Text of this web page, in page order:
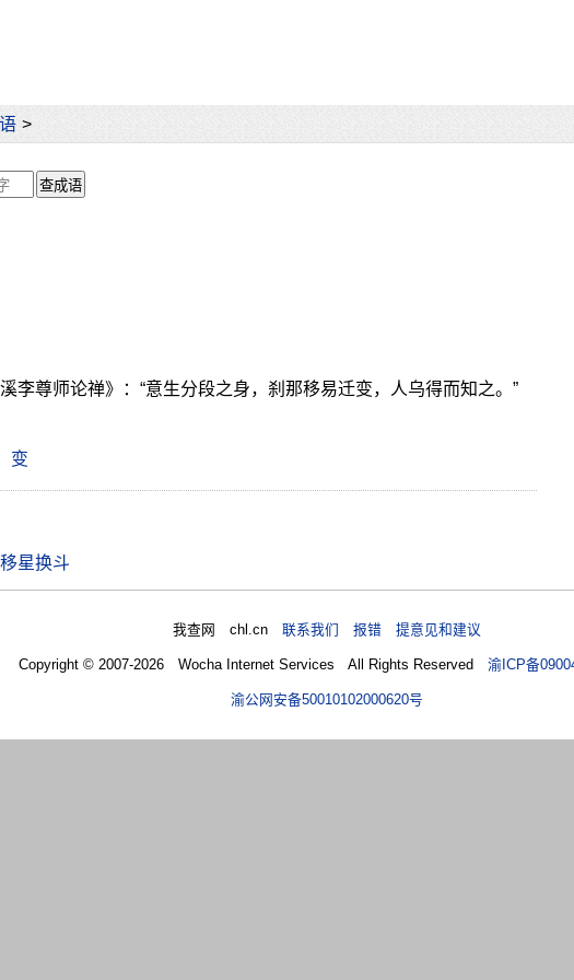
>
李尊师论禅》：“意生分段之身，刹那移易迁变，人乌得而知之。”
变
移星换斗
我查网 chl.cn联系我们 报错 提意见和建议
Copyright © 2007-2026 Wocha Internet Services All Rights Reserved渝ICP备
渝公网安备50010102000620号